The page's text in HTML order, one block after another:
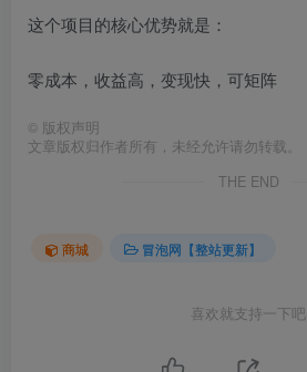
这个项目的核心优势就是：
零成本，收益高，变现快，可矩阵
© 版权声明
文章版权归作者所有，未经允许请勿转载。
THE END
商城 冒泡网【整站更新】
喜欢就支持一下吧